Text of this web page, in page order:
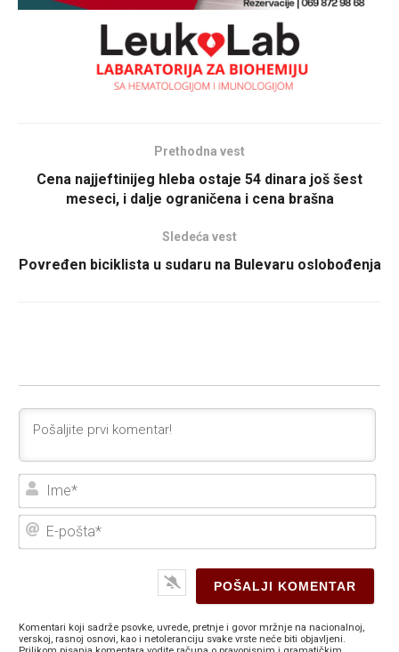
Prethodna vest
Cena najjeftinijeg hleba ostaje 54 dinara još šest
meseci, i dalje ograničena i cena brašna
Sledeća vest
Povređen biciklista u sudaru na Bulevaru oslobođenja
E-
Komentari koji sadrže psovke, uvrede, pretnje i govor mržnje na nacionalnoj,
verskoj, rasnoj osnovi, kao i netoleranciju svake vrste neće biti objavljeni.